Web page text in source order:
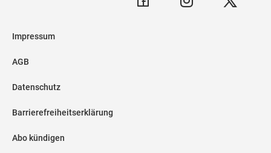
Impressum
AGB
Datenschutz
Barrierefreiheitserklärung
Abo kündigen